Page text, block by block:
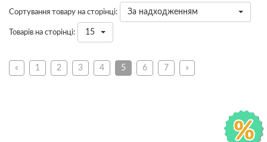
Сортування товару на сторінці: За надходженням
Товарів на сторінці: 15
« 1 2 3 4 5 6 7 »